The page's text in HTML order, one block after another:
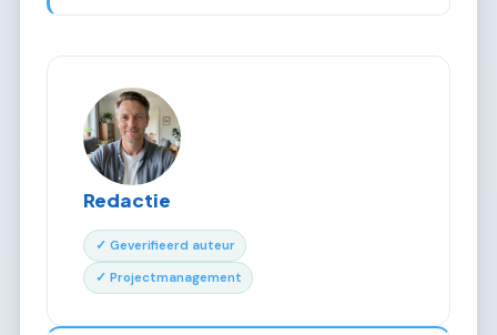
Redactie
✓ Geverifieerd auteur
✓ Projectmanagement